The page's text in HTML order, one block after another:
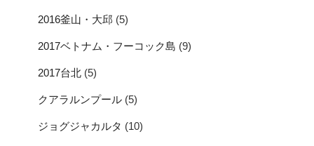
2016釜山・大邱 (5)
2017ベトナム・フーコック島 (9)
2017台北 (5)
クアラルンプール (5)
ジョグジャカルタ (10)